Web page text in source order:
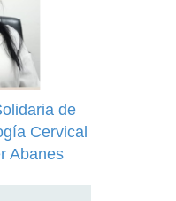
de
Cervical
Abanes